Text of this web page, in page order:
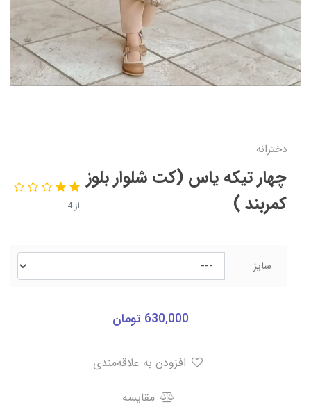
دخترانه
چهار تیکه یاس (کت شلوار بلوز
کمربند )
از 4
سایز
630,000 تومان
مقایسه